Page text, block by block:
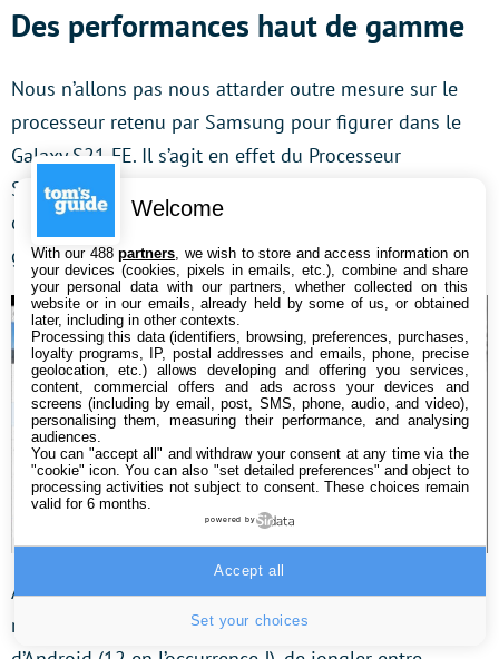
Des performances haut de gamme
Nous n’allons pas nous attarder outre mesure sur le
processeur retenu par Samsung pour figurer dans le
Galaxy S21 FE. Il s’agit en effet du Processeur
Snapdragon 888 (et non pas sa toute dernière
déclinaison, le Snapdragon 888+), le modèle phare de
gamme de Qualcomm de l’année 2021.
Autant dire que le smartphone offre une excellente
réactivité, qu’il s’agisse des naviguer dans menus
Welcome
With our 488partners , we wish to store and access information on
your devices (cookies, pixels in emails, etc.), combine and share
your personal data with our partners, whether collected on this
website or in our emails, already held by some of us, or obtained
later, including in other contexts.
Processing this data (identifiers, browsing, preferences, purchases,
loyalty programs, IP, postal addresses and emails, phone, precise
geolocation, etc.) allows developing and offering you services,
content, commercial offers and ads across your devices and
screens (including by email, post, SMS, phone, audio, and video),
personalising them, measuring their performance, and analysing
audiences.
You can "accept all" and withdraw your consent at any time via the
"cookie" icon. You can also "set detailed preferences" and object to
processing activities not subject to consent. These choices remain
valid for 6 months.
powered by
Set your choices
Accept all